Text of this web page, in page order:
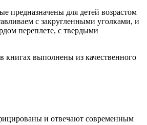
предназначены для детей возрастом
с закругленными уголками, и
переплете, с твердыми
книгах выполнены из качественного
и отвечают современным